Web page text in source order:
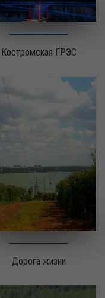
Костромская ГРЭС
Дорога жизни